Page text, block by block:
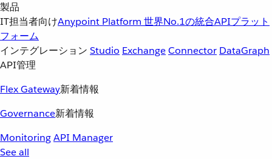
製品
IT担当者向けAnypoint Platform 世界No.1の統合APIプラット
フォーム
インテグレーション Studio ExchangeConnector DataGraph
API管理
Flex Gateway新着情報
Governance新着情報
MonitoringAPI Manager
See all